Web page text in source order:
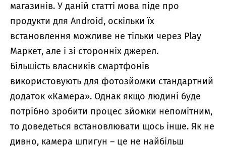
магазинів. У даній статті мова піде про
продукти для Android, оскільки їх
встановлення можливе не тільки через Play
Маркет, але і зі сторонніх джерел.
Більшість власників смартфонів
використовують для фотозйомки стандартний
додаток «Камера». Однак якщо людині буде
потрібно зробити процес зйомки непомітним,
то доведеться встановлювати щось інше. Як не
дивно, камера шпигун – це не найбільш